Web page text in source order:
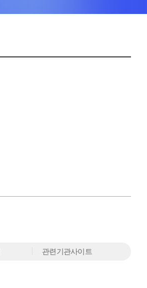
관련기관사이트